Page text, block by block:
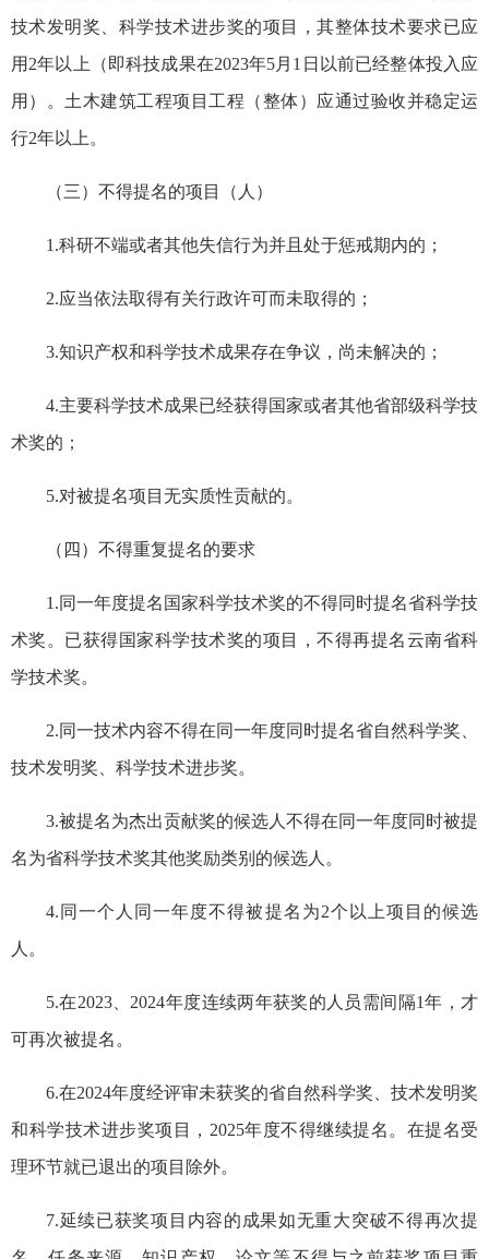
技术发明奖、科学技术进步奖的项目，其整体技术要求已应
用2年以上（即科技成果在2023年5月1日以前已经整体投入应
用）。土木建筑工程项目工程（整体）应通过验收并稳定运
行2年以上。
（三）不得提名的项目（人）
1.科研不端或者其他失信行为并且处于惩戒期内的；
2.应当依法取得有关行政许可而未取得的；
3.知识产权和科学技术成果存在争议，尚未解决的；
4.主要科学技术成果已经获得国家或者其他省部级科学技
术奖的；
5.对被提名项目无实质性贡献的。
（四）不得重复提名的要求
1.同一年度提名国家科学技术奖的不得同时提名省科学技
术奖。已获得国家科学技术奖的项目，不得再提名云南省科
学技术奖。
2.同一技术内容不得在同一年度同时提名省自然科学奖、
技术发明奖、科学技术进步奖。
3.被提名为杰出贡献奖的候选人不得在同一年度同时被提
名为省科学技术奖其他奖励类别的候选人。
4.同一个人同一年度不得被提名为2个以上项目的候选
人。
5.在2023、2024年度连续两年获奖的人员需间隔1年，才
可再次被提名。
6.在2024年度经评审未获奖的省自然科学奖、技术发明奖
和科学技术进步奖项目，2025年度不得继续提名。在提名受
理环节就已退出的项目除外。
7.延续已获奖项目内容的成果如无重大突破不得再次提